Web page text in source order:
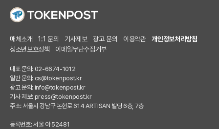
매체소개 1:1 문의 기사제보 광고 문의 이용약관
개인정보처리방침
청소년보호정책
이메일무단수집거부
대표 문의: 02-6674-1012
일반 문의: cs@tokenpost.kr
광고 문의: info@tokenpost.kr
기사 제보: press@tokenpost.kr
주소: 서울시 강남구 논현로 614 ARTISAN 빌딩 6층, 7층
등록번호: 서울 아 52481